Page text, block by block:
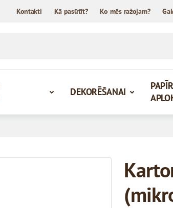
Kontakti Kā pasūtīt? Ko mēs ražojam?
DEKORĒŠANAI